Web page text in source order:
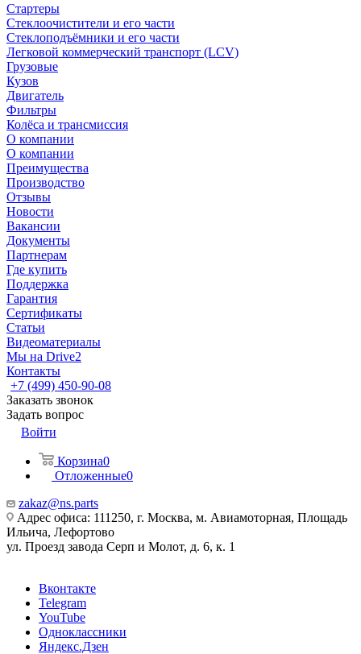
Стартеры
Стеклоочистители и его части
Стеклоподъёмники и его части
Легковой коммерческий транспорт (LCV)
Грузовые
Кузов
Двигатель
Фильтры
Колёса и трансмиссия
О компании
О компании
Преимущества
Производство
Отзывы
Новости
Вакансии
Документы
Партнерам
Где купить
Поддержка
Гарантия
Сертификаты
Статьи
Видеоматериалы
Мы на Drive2
Контакты
+7 (499) 450-90-08
Заказать звонок
Задать вопрос
Войти
Корзина0
Отложенные0
zakaz@ns.parts
Адрес офиса: 111250, г. Москва, м. Авиамоторная, Площадь
Ильича, Лефортово
ул. Проезд завода Серп и Молот, д. 6, к. 1
Вконтакте
Telegram
YouTube
Одноклассники
Яндекс.Дзен